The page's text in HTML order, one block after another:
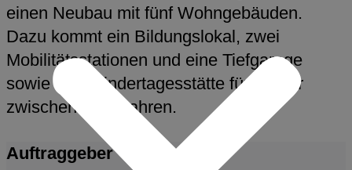
einen Neubau mit fünf Wohngebäuden.
Dazu kommt ein Bildungslokal, zwei
Mobilitätsstationen und eine Tiefgarage
sowie eine Kindertagesstätte für Kinder
zwischen 0-10 Jahren.
Auftraggeber